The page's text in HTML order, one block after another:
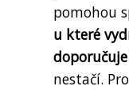
pomohou
u které
nestačí.